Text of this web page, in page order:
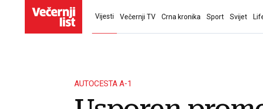
Vijesti Večernji TV Crna kronika Sport Svijet
AUTOCESTA A-1